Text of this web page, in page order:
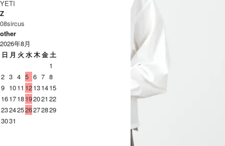
YETI
Z
08sircus
other
2026年8月
日 月 火 水木金土
1
2 3 4 5 6 7 8
9 1011 12131415
161718192021 22
23242526272829
3031